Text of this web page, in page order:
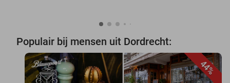
Populair bij mensen uit Dordrecht:
44%